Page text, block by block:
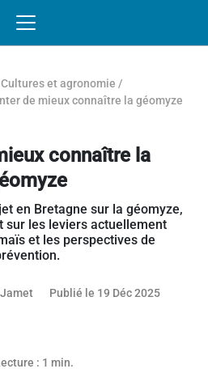
Cultures et agronomie /
de mieux connaître la géomyze
connaître la
en Bretagne sur la géomyze,
sur les leviers actuellement
et les perspectives de
Publié le 19 Déc 202518
: 1 min.